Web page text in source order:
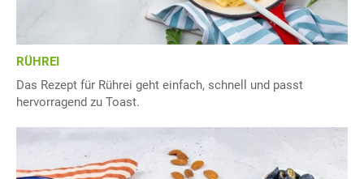
RÜHREI
Das Rezept für Rührei geht einfach, schnell und passt
hervorragend zu Toast.